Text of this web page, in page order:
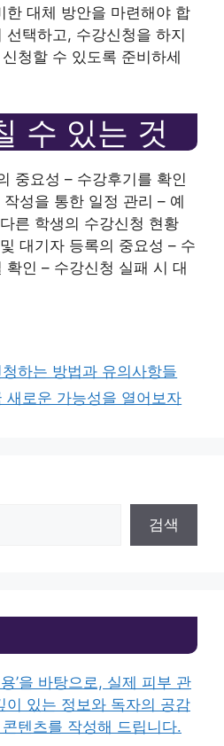
한 대체 방안을 마련해야 합
택하고, 수강신청을 하지
청할 수 있도록 준비하세
수 있는 것
중요성 – 수강후기를 확인
성을 통한 일정 관리 – 예
른 학생의 수강신청 현황
대기자 등록의 중요성 – 수
확인 – 수강신청 실패 시 대
하는 방법과 유의사항들
새로운 가능성을 열어보자
검색
’을 바탕으로, 실제 피부 관
이 있는 정보와 독자의 공감
텐츠를 작성해 드립니다.